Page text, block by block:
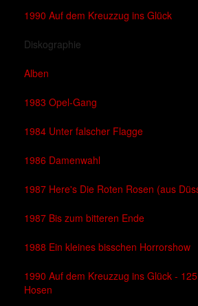
1990 Auf dem Kreuzzug ins Glück
Diskographie
Alben
1983 Opel-Gang
1984 Unter falscher Flagge
1986 Damenwahl
1987 Here's Die Roten Rosen (aus
1987 Bis zum bitteren Ende
1988 Ein kleines bisschen Horrorshow
1990 Auf dem Kreuzzug ins Glück -
Hosen